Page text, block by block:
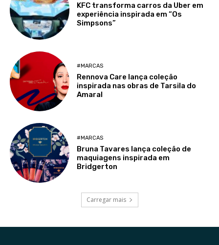
KFC transforma carros da Uber em
experiência inspirada em “Os
Simpsons”
#MARCAS
Rennova Care lança coleção
inspirada nas obras de Tarsila do
Amaral
#MARCAS
Bruna Tavares lança coleção de
maquiagens inspirada em
Bridgerton
Carregar mais